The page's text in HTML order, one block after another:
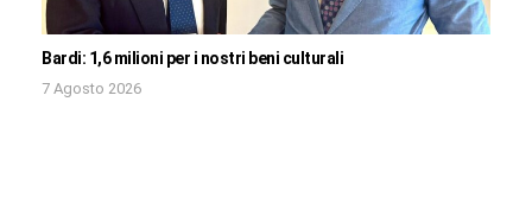
Bardi: 1,6 milioni per i nostri beni culturali
7 Agosto 2026